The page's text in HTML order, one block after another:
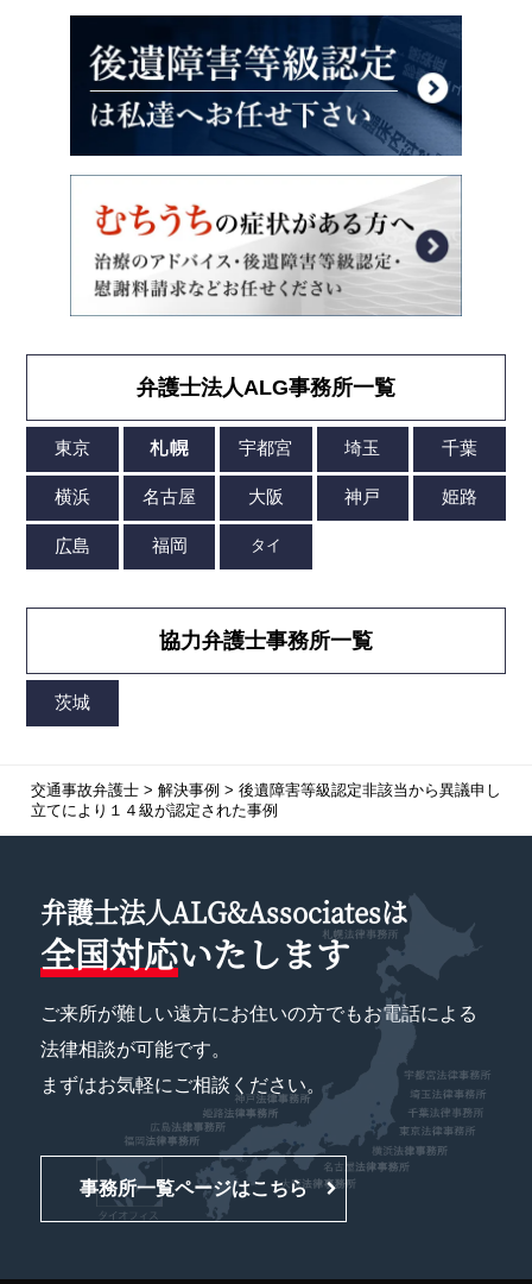
弁護士法人ALG事務所一覧
協力弁護士事務所一覧
交通事故弁護士> 解決事例 > 後遺障害等級認定非該当から異議申し
立てにより１４級が認定された事例
弁護士法人ALG&Associatesは
全国対応いたします
ご来所が難しい遠方にお住いの方でもお電話による
法律相談が可能です。
まずはお気軽にご相談ください。
事務所一覧ページはこちら